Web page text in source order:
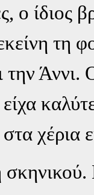
ο
τη
την Άννι.
χέρια